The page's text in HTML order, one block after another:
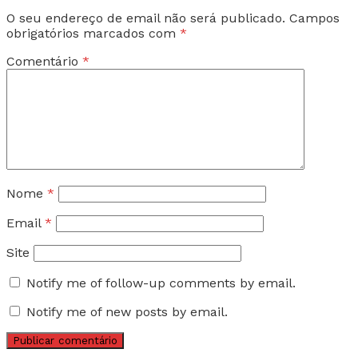
O seu endereço de email não será publicado. Campos
obrigatórios marcados com *
Comentário *
Nome *
Email *
Site
Notify me of follow-up comments by email.
Notify me of new posts by email.